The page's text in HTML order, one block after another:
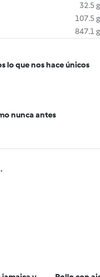
32.5 g
107.5 g
847.1 g
lo que nos hace únicos
nunca antes